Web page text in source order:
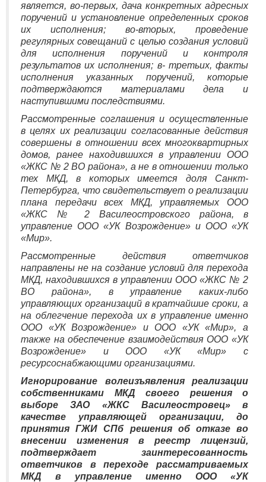
является, во-первых, дача конкретных адресных
поручений и установление определенных сроков
их исполнения; во-вторых, проведение
регулярных совещаний с целью создания условий
для исполнения поручений и контроля
результатов их исполнения; в- третьих, факты
исполнения указанных поручений, которые
подтверждаются материалами дела и
наступившими последствиями.
Рассмотренные соглашения и осуществленные
в целях их реализации согласованные действия
совершены в отношении всех многоквартирных
домов, ранее находившихся в управлении ООО
«ЖКС № 2 ВО района», а не в отношении только
тех МКД, в которых имеется доля Санкт-
Петербурга, что свидетельствует о реализации
плана передачи всех МКД, управляемых ООО
«ЖКС № 2 Василеостровского района, в
управление ООО «УК Возрождение» и ООО «УК
«Мир».
Рассмотренные действия ответчиков
направлены не на создание условий для перехода
МКД, находившихся в управлении ООО «ЖКС № 2
ВО района», в управление каких-либо
управляющих организаций в кратчайшие сроки, а
на облегчение перехода их в управление именно
ООО «УК Возрождение» и ООО «УК «Мир», а
также на обеспечение взаимодействия ООО «УК
Возрождение» и ООО «УК «Мир» с
ресурсоснабжающими организациями.
Игнорирование волеизъявления реализации
собственниками МКД своего решения о
выборе ЗАО «ЖКС Василеостровец» в
качестве управляющей организации, до
принятия ГЖИ СПб решения об отказе во
внесении изменения в реестр лицензий,
подтверждает заинтересованность
ответчиков в переходе рассматриваемых
МКД в управление именно ООО «УК